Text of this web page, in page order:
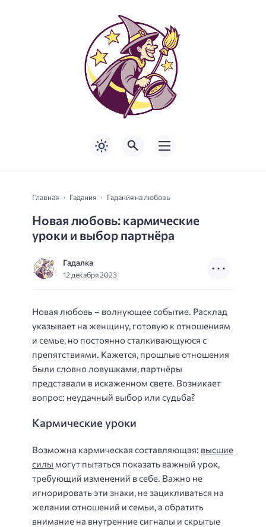
Главная Гадания Гадания на любовь
Новая любовь: кармические
уроки и выбор партнёра
Гадалка
12 декабря 2023
Новая любовь – волнующее событие. Расклад
указывает на женщину, готовую к отношениям
и семье, но постоянно сталкивающуюся с
препятствиями. Кажется, прошлые отношения
были словно ловушками, партнёры
представали в искаженном свете. Возникает
вопрос: неудачный выбор или судьба?
Кармические уроки
Возможна кармическая составляющая: высшие
силы могут пытаться показать важный урок,
требующий изменений в себе. Важно не
игнорировать эти знаки, не зацикливаться на
желании отношений и семьи, а обратить
внимание на внутренние сигналы и скрытые